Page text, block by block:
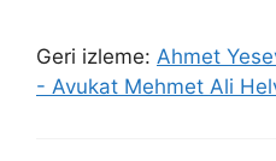
Geri izleme: Ahmet
- Avukat Mehmet Ali